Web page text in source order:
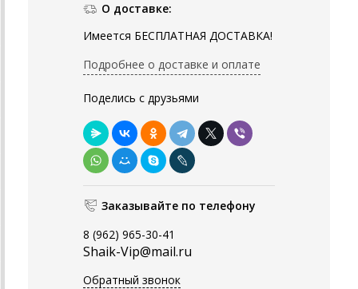
О доставке:
Имеется БЕСПЛАТНАЯ ДОСТАВКА!
Подробнее о доставке и оплате
Поделись с друзьями
Заказывайте по телефону
8 (962) 965-30-41
Shaik-Vip@mail.ru
Обратный звонок